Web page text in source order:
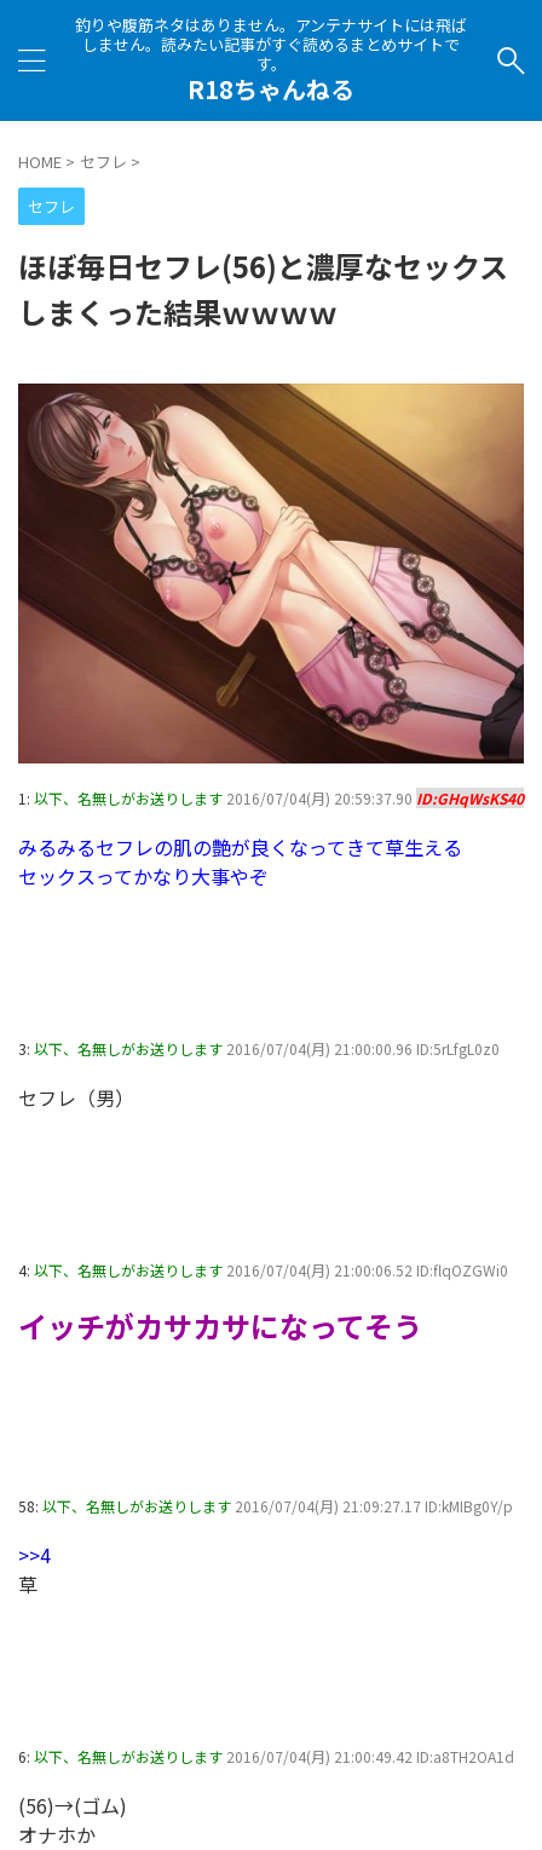
釣りや腹筋ネタはありません。アンテナサイトには飛ば
しません。読みたい記事がすぐ読めるまとめサイトで
す。
R18ちゃんねる
HOME > セフレ >
セフレ
ほぼ毎日セフレ(56)と濃厚なセックス
しまくった結果ｗｗｗｗ
1: 以下、名無しがお送りします 2016/07/04(月) 20:59:37.90 ID:GHqWsKS40
みるみるセフレの肌の艶が良くなってきて草生える
セックスってかなり大事やぞ
3: 以下、名無しがお送りします 2016/07/04(月) 21:00:00.96 ID:5rLfgL0z0
セフレ（男）
4: 以下、名無しがお送りします 2016/07/04(月) 21:00:06.52 ID:flqOZGWi0
イッチがカサカサになってそう
58: 以下、名無しがお送りします 2016/07/04(月) 21:09:27.17 ID:kMIBg0Y/p
>>4
草
6: 以下、名無しがお送りします 2016/07/04(月) 21:00:49.42 ID:a8TH2OA1d
(56)→(ゴム)
オナホか